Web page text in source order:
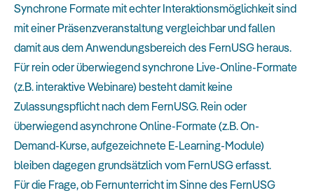
Synchrone Formate mit echter Interaktionsmöglichkeit sind
mit einer Präsenzveranstaltung vergleichbar und fallen
damit aus dem Anwendungsbereich des FernUSG heraus.
Für rein oder überwiegend synchrone Live-Online-Formate
(z.B. interaktive Webinare) besteht damit keine
Zulassungspflicht nach dem FernUSG. Rein oder
überwiegend asynchrone Online-Formate (z.B. On-
Demand-Kurse, aufgezeichnete E-Learning-Module)
bleiben dagegen grundsätzlich vom FernUSG erfasst.
Für die Frage, ob Fernunterricht im Sinne des FernUSG